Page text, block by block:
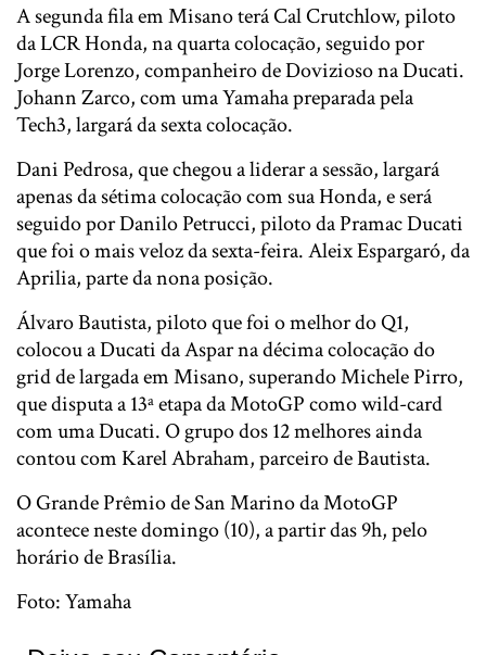
A segunda fila em Misano terá Cal Crutchlow, piloto
da LCR Honda, na quarta colocação, seguido por
Jorge Lorenzo, companheiro de Dovizioso na Ducati.
Johann Zarco, com uma Yamaha preparada pela
Tech3, largará da sexta colocação.
Dani Pedrosa, que chegou a liderar a sessão, largará
apenas da sétima colocação com sua Honda, e será
seguido por Danilo Petrucci, piloto da Pramac Ducati
que foi o mais veloz da sexta-feira. Aleix Espargaró, da
Aprilia, parte da nona posição.
Álvaro Bautista, piloto que foi o melhor do Q1,
colocou a Ducati da Aspar na décima colocação do
grid de largada em Misano, superando Michele Pirro,
que disputa a 13ª etapa da MotoGP como wild-card
com uma Ducati. O grupo dos 12 melhores ainda
contou com Karel Abraham, parceiro de Bautista.
O Grande Prêmio de San Marino da MotoGP
acontece neste domingo (10), a partir das 9h, pelo
horário de Brasília.
Foto: Yamaha